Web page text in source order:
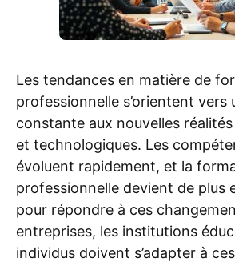
Les tendances en matière de
professionnelle s’orientent vers
constante aux nouvelles
et technologiques. Les
évoluent rapidement, et la
professionnelle devient de plus
pour répondre à ces
entreprises, les institutions
individus doivent s’adapter à